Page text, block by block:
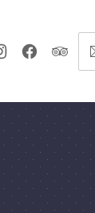
NeuesNeues